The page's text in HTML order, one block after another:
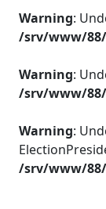
Warning:
/srv/www/
Warning:
/srv/www/
Warning:
/srv/www/